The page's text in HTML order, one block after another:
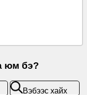
юм бэ?
Вэбээс хайх